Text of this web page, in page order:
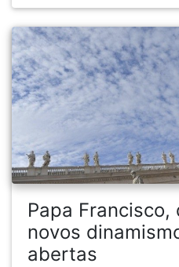
Papa Francisco,
novos
abertas